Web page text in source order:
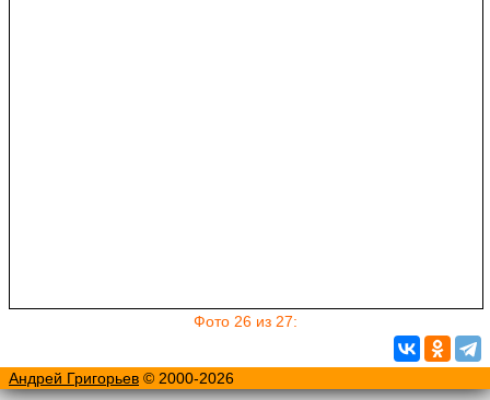
Фото 26 из 27:
Андрей Григорьев © 2000-2026